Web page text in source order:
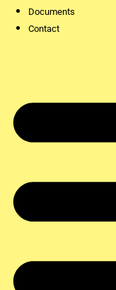
Documents
Contact